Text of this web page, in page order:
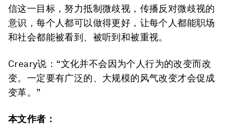
信这一目标，努力抵制微歧视，传播反对微歧视的
意识，每个人都可以做得更好，让每个人都能职场
和社会都能被看到、被听到和被重视。
Creary说：“文化并不会因为个人行为的改变而改
变。一定要有广泛的、大规模的风气改变才会促成
变革。”
本文作者：